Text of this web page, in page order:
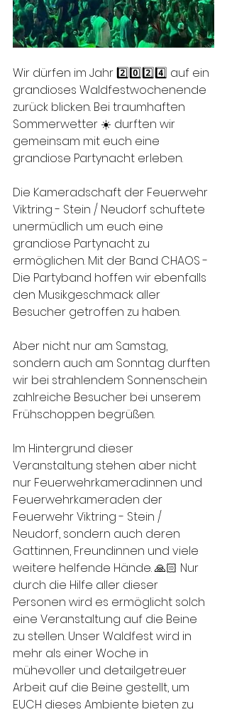
Wir dürfen im Jahr 2️⃣0️⃣2️⃣4️⃣ auf ein
grandioses Waldfestwochenende
zurück blicken. Bei traumhaften
Sommerwetter ☀️ durften wir
gemeinsam mit euch eine
grandiose Partynacht erleben.
Die Kameradschaft der Feuerwehr
Viktring - Stein / Neudorf schuftete
unermüdlich um euch eine
grandiose Partynacht zu
ermöglichen. Mit der Band CHAOS -
Die Partyband hoffen wir ebenfalls
den Musikgeschmack aller
Besucher getroffen zu haben.
Aber nicht nur am Samstag,
sondern auch am Sonntag durften
wir bei strahlendem Sonnenschein
zahlreiche Besucher bei unserem
Frühschoppen begrüßen.
Im Hintergrund dieser
Veranstaltung stehen aber nicht
nur Feuerwehrkameradinnen und
Feuerwehrkameraden der
Feuerwehr Viktring - Stein /
Neudorf, sondern auch deren
Gattinnen, Freundinnen und viele
weitere helfende Hände. 🙏🏻 Nur
durch die Hilfe aller dieser
Personen wird es ermöglicht solch
eine Veranstaltung auf die Beine
zu stellen. Unser Waldfest wird in
mehr als einer Woche in
mühevoller und detailgetreuer
Arbeit auf die Beine gestellt, um
EUCH dieses Ambiente bieten zu